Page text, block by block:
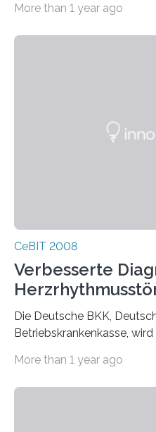
der CeBIT 2008…
More than 1 year ago
CeBIT 2008
Verbesserte
Die Deutsche BKK,
Betriebskrankenkasse,
telemedizinische…
More than 1 year ago